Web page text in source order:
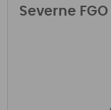
Severne